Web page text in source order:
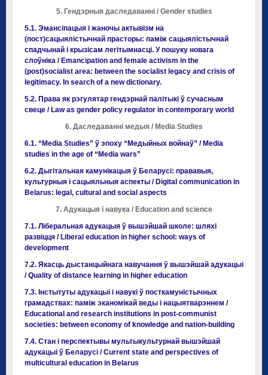
5. Гендэрныя даследаванні / Gender studies
5.1. Эмансіпацыя і жаночы актывізм на
(пост)сацыялістычнай прасторы: паміж сацыялістычнай
спадчынай і крызісам легітымнасці. У пошуку новага
слоўніка / Emancipation and female activism in the
(post)socialist area: between the socialist legacy and crisis of
legitimacy. In search of a new dictionary.
5.2. Права як рэгулятар гендэрнай палітыкі ў сучасным
свеце / Law as gender policy regulator in contemporary world
6. Даследаванні медыя / Media Studies
6.1. “Media Studies” ў эпоху “Медыйных войнаў” / Media
studies in the age of “Media wars”
6.2. Дыгітальная камунікацыя ў Беларусі: прававыя,
культурныя і сацыяльныя аспекты / Digital communication in
Belarus: legal, cultural and social aspects
7. Адукацыя і навука / Education and science
7.1. Ліберальная адукацыя ў вышэйшай школе: шляхі
развіцця / Liberal education in higher school: ways of
development
7.2. Якасць дыстанцыйнага навучання ў вышэйшай адукацыі
/ Quality of distance learning in higher education
7.3. Інстытуты адукацыі і навукі ў посткамуністычных
грамадствах: паміж эканомікай веды і нацыятварэннем /
Educational and research institutions in post-communist
societies: between economy of knowledge and nation-building
7.4. Стан і перспектывы мультыкультурнай вышэйшай
адукацыі ў Беларусі / Current state and perspectives of
multicultural education in Belarus